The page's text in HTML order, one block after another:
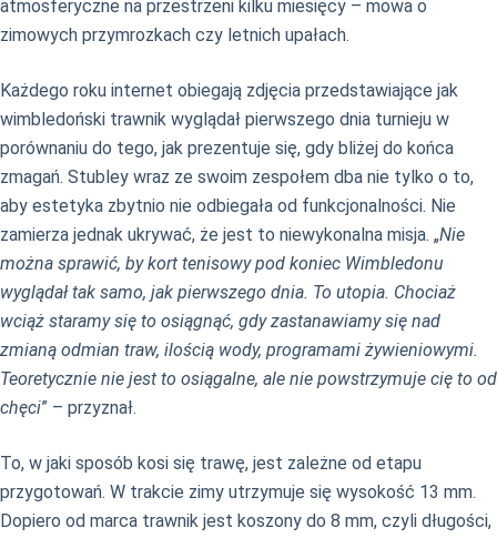
atmosferyczne na przestrzeni kilku miesięcy – mowa o
zimowych przymrozkach czy letnich upałach.
Każdego roku internet obiegają zdjęcia przedstawiające jak
wimbledoński trawnik wyglądał pierwszego dnia turnieju w
porównaniu do tego, jak prezentuje się, gdy bliżej do końca
zmagań. Stubley wraz ze swoim zespołem dba nie tylko o to,
aby estetyka zbytnio nie odbiegała od funkcjonalności. Nie
zamierza jednak ukrywać, że jest to niewykonalna misja. „Nie
można sprawić, by kort tenisowy pod koniec Wimbledonu
wyglądał tak samo, jak pierwszego dnia. To utopia. Chociaż
wciąż staramy się to osiągnąć, gdy zastanawiamy się nad
zmianą odmian traw, ilością wody, programami żywieniowymi.
Teoretycznie nie jest to osiągalne, ale nie powstrzymuje cię to od
chęci” – przyznał.
To, w jaki sposób kosi się trawę, jest zależne od etapu
przygotowań. W trakcie zimy utrzymuje się wysokość 13 mm.
Dopiero od marca trawnik jest koszony do 8 mm, czyli długości,